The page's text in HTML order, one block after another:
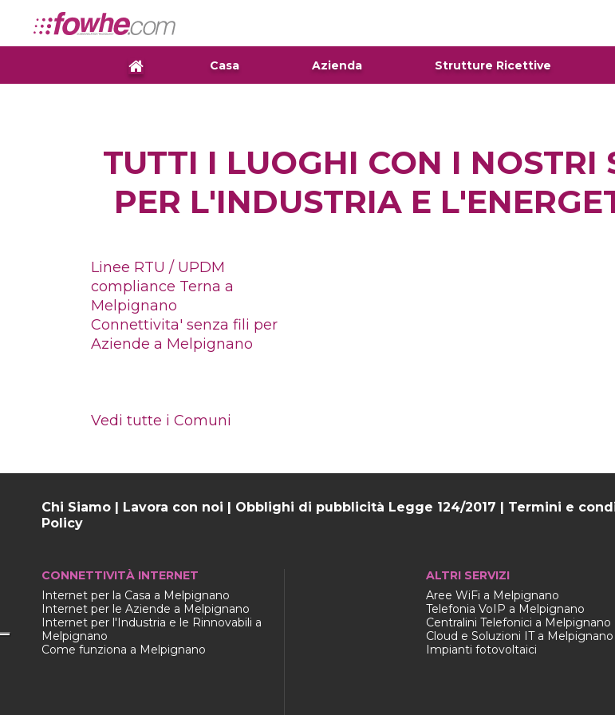
Casa Azienda Strutture Ricettive
TUTTI I LUOGHI CON I NOSTRI
PER L'INDUSTRIA E
Linee RTU / UPDM
compliance Terna a
Melpignano
Connettivita' senza fili per
Aziende a Melpignano
Vedi tutte i Comuni
Chi Siamo | Lavora con noi | Obblighi di pubblicità Legge 124/2017 | Termini e
Policy
CONNETTIVITÀ INTERNET
Internet per la Casa a Melpignano
Internet per le Aziende a Melpignano
Internet per l'Industria e le Rinnovabili a
Melpignano
Come funziona a Melpignano
ALTRI SERVIZI
Aree WiFi a Melpignano
Telefonia VoIP a Melpignano
Centralini Telefonici a Melpignano
Cloud e Soluzioni IT a Melpignano
Impianti fotovoltaici